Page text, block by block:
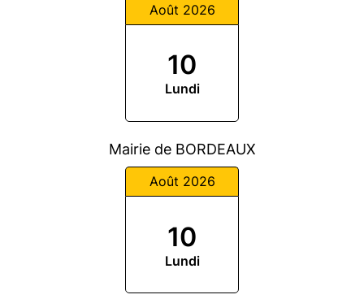
Août 2026
10
Lundi
Mairie de BORDEAUX
Août 2026
10
Lundi